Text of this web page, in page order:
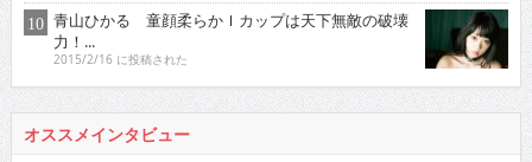
青山ひかる 童顔柔らかＩカップは天下無敵の破壊
力！...
2015/2/16 に投稿された
オススメインタビュー